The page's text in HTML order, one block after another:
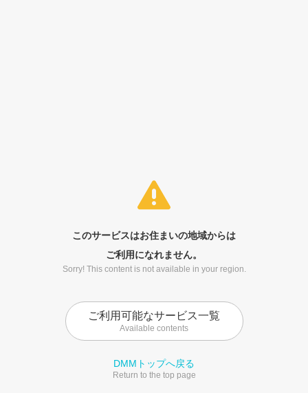
このサービスはお住まいの地域からは
ご利用になれません。
Sorry! This content is not available in your region.
ご利用可能なサービス一覧
Available contents
DMMトップへ戻る
Return to the top page